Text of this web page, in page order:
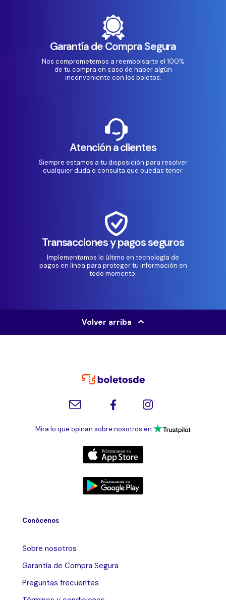
Garantía de Compra Segura
Nos comprometemos a reembolsarte el 100%
de tu compra en caso de haber algún
inconveniente con los boletos.
Atención a clientes
Siempre estamos a tu disposición para resolver
cualquier duda o consulta que puedas tener.
Transacciones y pagos seguros
Implementamos lo último en tecnología de
pagos en línea para proteger tu información en
todo momento.
Volver arriba
Mira lo que opinan sobre nosotros en
Conócenos
Sobre nosotros
Garantía de Compra Segura
Preguntas frecuentes